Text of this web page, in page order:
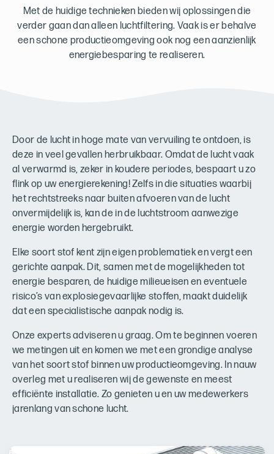
Met de huidige technieken bieden wij oplossingen die
verder gaan dan alleen luchtfiltering. Vaak is er behalve
een schone productieomgeving ook nog een aanzienlijk
energiebesparing te realiseren.
Door de lucht in hoge mate van vervuiling te ontdoen, is
deze in veel gevallen herbruikbaar. Omdat de lucht vaak
al verwarmd is, zeker in koudere periodes, bespaart u zo
flink op uw energierekening! Zelfs in die situaties waarbij
het rechtstreeks naar buiten afvoeren van de lucht
onvermijdelijk is, kan de in de luchtstroom aanwezige
energie worden hergebruikt.
Elke soort stof kent zijn eigen problematiek en vergt een
gerichte aanpak. Dit, samen met de mogelijkheden tot
energie besparen, de huidige milieueisen en eventuele
risico’s van explosiegevaarlijke stoffen, maakt duidelijk
dat een specialistische aanpak nodig is.
Onze experts adviseren u graag. Om te beginnen voeren
we metingen uit en komen we met een grondige analyse
van het soort stof binnen uw productieomgeving. In nauw
overleg met u realiseren wij de gewenste en meest
efficiënte installatie. Zo genieten u en uw medewerkers
jarenlang van schone lucht.